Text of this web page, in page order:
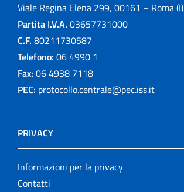
Viale Regina Elena 299, 00161 – Roma (I)
Partita I.V.A. 03657731000
C.F. 80211730587
Telefono: 06 4990 1
Fax: 06 4938 7118
PEC: protocollo.centrale@pec.iss.it
PRIVACY
Informazioni per la privacy
Contatti